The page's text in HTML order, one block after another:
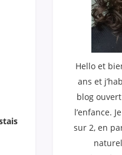
Hello et
ans et
blog
l’enfance.
sur 2, en